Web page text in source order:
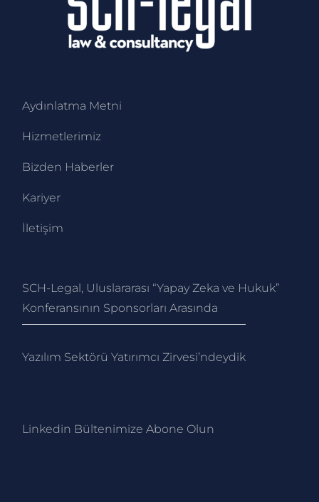
Aydınlatma Metni
Hizmetlerimiz
Bizden Haberler
Kariyer
İletişim
SCH-Legal, Uluslararası “Yapay Zeka ve Hukuk”
Konferansının Sponsorları Arasında
Yazılım Sektörü Yatırımcı Zirvesi’ndeydik
Linkedin Bültenimize Abone Olun